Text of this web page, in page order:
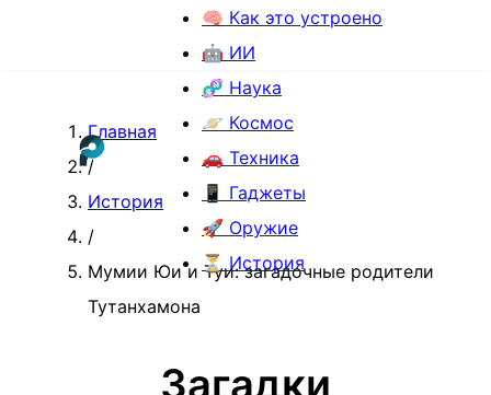
🧠 Как это устроено
🤖 ИИ
🧬 Наука
🪐 Космос
🚗 Техника
📱 Гаджеты
🚀 Оружие
⏳ История
Главная
/
История
/
Мумии Юи и Туи: загадочные родители
Тутанхамона
Загадки